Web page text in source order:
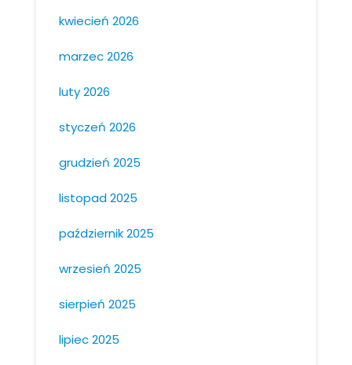
kwiecień 2026
marzec 2026
luty 2026
styczeń 2026
grudzień 2025
listopad 2025
październik 2025
wrzesień 2025
sierpień 2025
lipiec 2025